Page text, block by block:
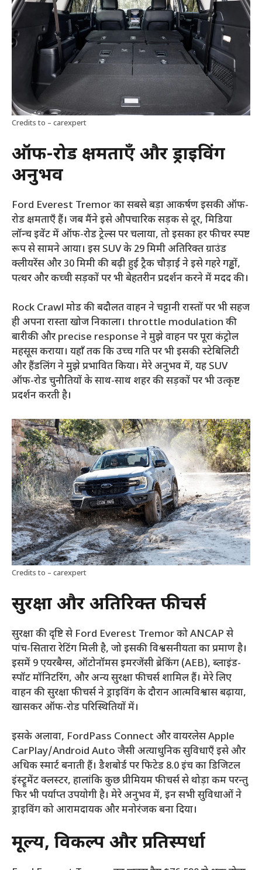
Credits to – carexpert
ऑफ-रोड क्षमताएँ और ड्राइविंग
अनुभव
Ford Everest Tremor का सबसे बड़ा आकर्षण इसकी ऑफ-
रोड क्षमताएँ हैं। जब मैंने इसे औपचारिक सड़क से दूर, मिडिया
लॉन्च इवेंट में ऑफ-रोड ट्रेल्स पर चलाया, तो इसका हर फीचर स्पष्ट
रूप से सामने आया। इस SUV के 29 मिमी अतिरिक्त ग्राउंड
क्लीयरेंस और 30 मिमी की बढ़ी हुई ट्रैक चौड़ाई ने इसे गहरे गड्ढों,
पत्थर और कच्ची सड़कों पर भी बेहतरीन प्रदर्शन करने में मदद की।
Rock Crawl मोड की बदौलत वाहन ने चट्टानी रास्तों पर भी सहज
ही अपना रास्ता खोज निकाला। throttle modulation की
बारीकी और precise response ने मुझे वाहन पर पूरा कंट्रोल
महसूस कराया। यहाँ तक कि उच्च गति पर भी इसकी स्टेबिलिटी
और हैंडलिंग ने मुझे प्रभावित किया। मेरे अनुभव में, यह SUV
ऑफ-रोड चुनौतियों के साथ-साथ शहर की सड़कों पर भी उत्कृष्ट
प्रदर्शन करती है।
Credits to – carexpert
सुरक्षा और अतिरिक्त फीचर्स
सुरक्षा की दृष्टि से Ford Everest Tremor को ANCAP से
पांच-सितारा रेटिंग मिली है, जो इसकी विश्वसनीयता का प्रमाण है।
इसमें 9 एयरबैग्स, ऑटोनॉमस इमरजेंसी ब्रेकिंग (AEB), ब्लाइंड-
स्पॉट मॉनिटरिंग, और अन्य सुरक्षा फीचर्स शामिल हैं। मेरे लिए
वाहन की सुरक्षा फीचर्स ने ड्राइविंग के दौरान आत्मविश्वास बढ़ाया,
खासकर ऑफ-रोड परिस्थितियों में।
इसके अलावा, FordPass Connect और वायरलेस Apple
CarPlay/Android Auto जैसी अत्याधुनिक सुविधाएँ इसे और
अधिक स्मार्ट बनाती हैं। डैशबोर्ड पर फिटेड 8.0 इंच का डिजिटल
इंस्ट्रूमेंट क्लस्टर, हालांकि कुछ प्रीमियम फीचर्स से थोड़ा कम परन्तु
फिर भी पर्याप्त उपयोगी है। मेरे अनुभव में, इन सभी सुविधाओं ने
ड्राइविंग को आरामदायक और मनोरंजक बना दिया।
मूल्य, विकल्प और प्रतिस्पर्धा